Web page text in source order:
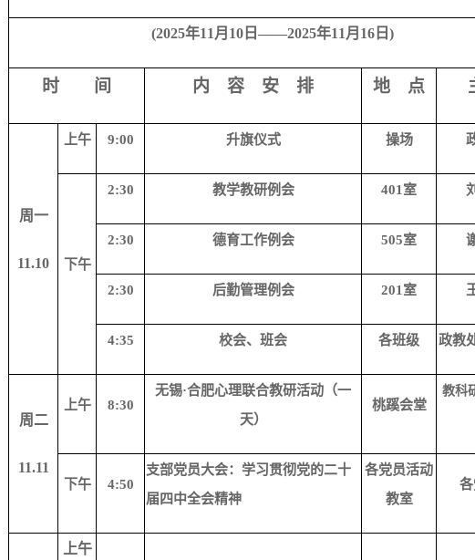
(2025年11月10日——2025年11月16日)
时 间 内 容 安 排 地 点
周一
11.10
上午 9:00 升旗仪式 操场
下午
2:30 教学教研例会 401室
2:30 德育工作例会 505室
2:30 后勤管理例会 201室
4:35 校会、班会 各班级 政教
周二
11.11
上午 8:30
无锡·合肥心理联合教研活动（一
天）
桃蹊会堂
教科
下午 4:50
支部党员大会：学习贯彻党的二十
届四中全会精神
各党员活动
教室
上午